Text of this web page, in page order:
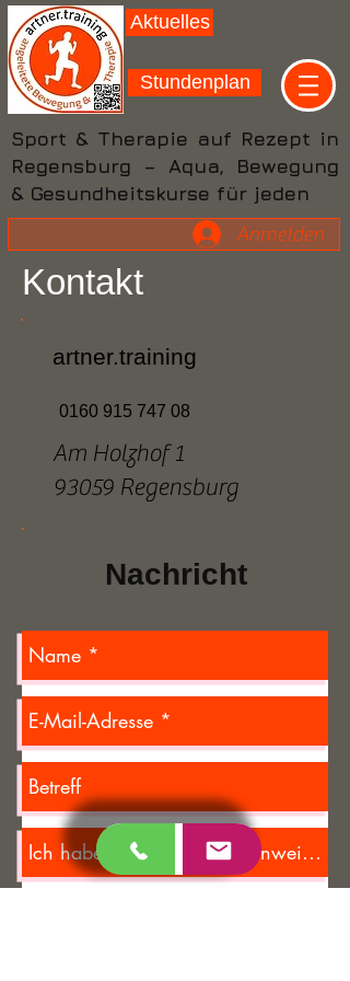
Aktuelles
Stundenplan
Sport & Therapie auf Rezept in
Regensburg – Aqua, Bewegung
& Gesundheitskurse für jeden
Anmelden
Kontakt
artner.training
0160 915 747 08
Am Holzhof 1
93059 Regensburg
Nachricht